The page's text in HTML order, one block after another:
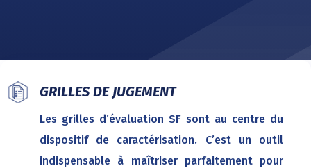
GRILLES DE JUGEMENT
Les grilles d’évaluation SF sont au centre du
dispositif de caractérisation. C’est un outil
indispensable à maîtriser parfaitement pour